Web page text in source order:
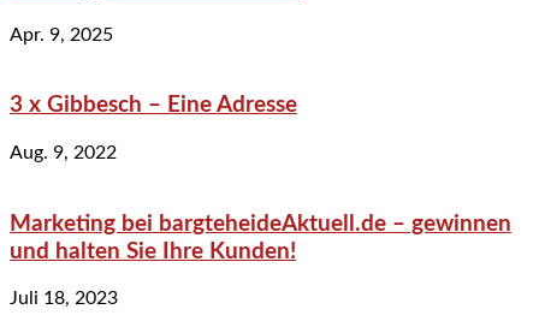
Apr. 9, 2025
3 x Gibbesch – Eine Adresse
Aug. 9, 2022
Marketing bei bargteheideAktuell.de – gewinnen
und halten Sie Ihre Kunden!
Juli 18, 2023